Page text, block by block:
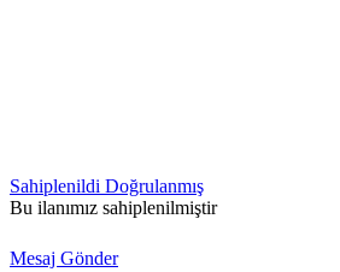
Sahiplenildi Doğrulanmış
Bu ilanımız sahiplenilmiştir
Mesaj Gönder